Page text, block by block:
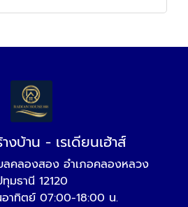
งบ้าน - เรเดียนเฮ้าส์
คลองสอง อำเภอคลองหลวง
มธานี 12120
าทิตย์ 07:00-18:00 น.